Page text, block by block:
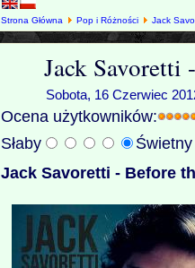
Strona Główna Pop i Różności Jack
Jack Savoretti
Sobota, 16 Czerwiec
Ocena użytkowników:
Słaby
Jack Savoretti - Before